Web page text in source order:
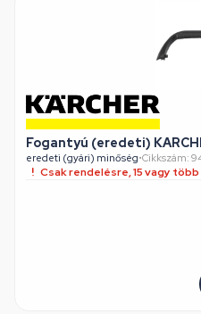
Fogantyú (eredeti)
eredeti (gyári) minőség•Cikkszám:
Csak rendelésre, 15 vagy